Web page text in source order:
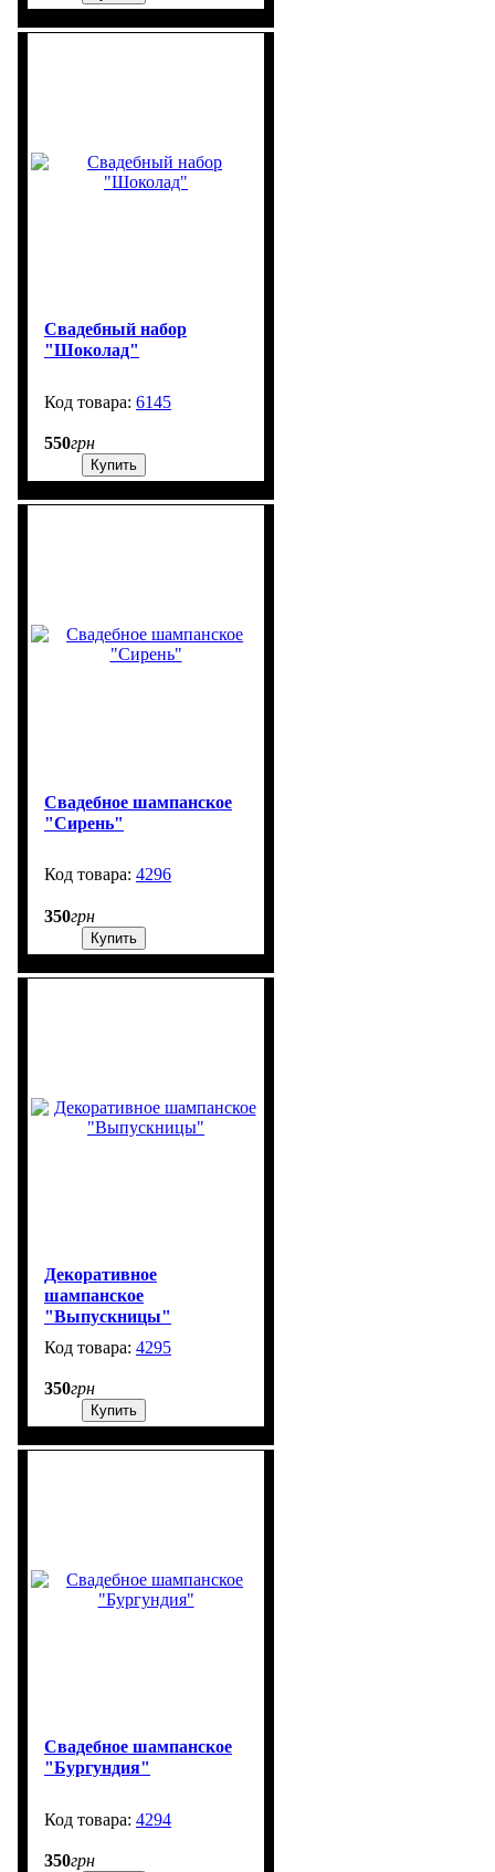
Свадебный набор
"Шоколад"
6145
550грн
Купить
Свадебное шампанское
"Сирень"
4296
350грн
Купить
Декоративное
шампанское
"Выпускницы"
4295
350грн
Купить
Свадебное шампанское
"Бургундия"
4294
350грн